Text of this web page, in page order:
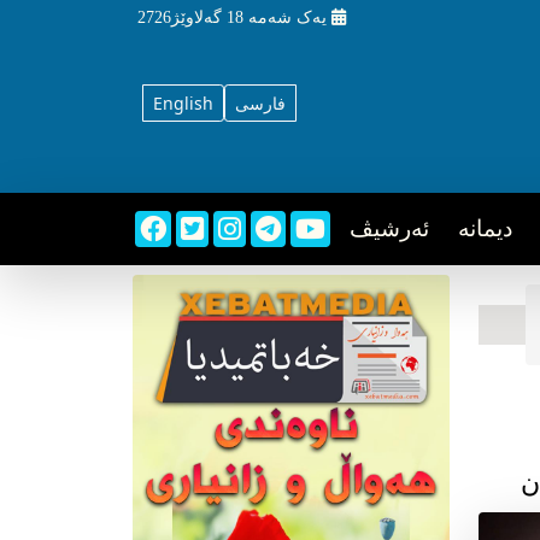
یه‌ک شه‌مه‌ 18 گه‌لاوێژ2726
English فارسی
دیمانه ئه‌رشیڤ